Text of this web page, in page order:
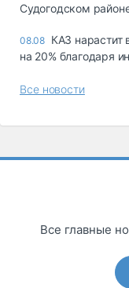
Судогодском
08.08 КАЗ нарастит
на 20% благодаря
Все новости
Все главные